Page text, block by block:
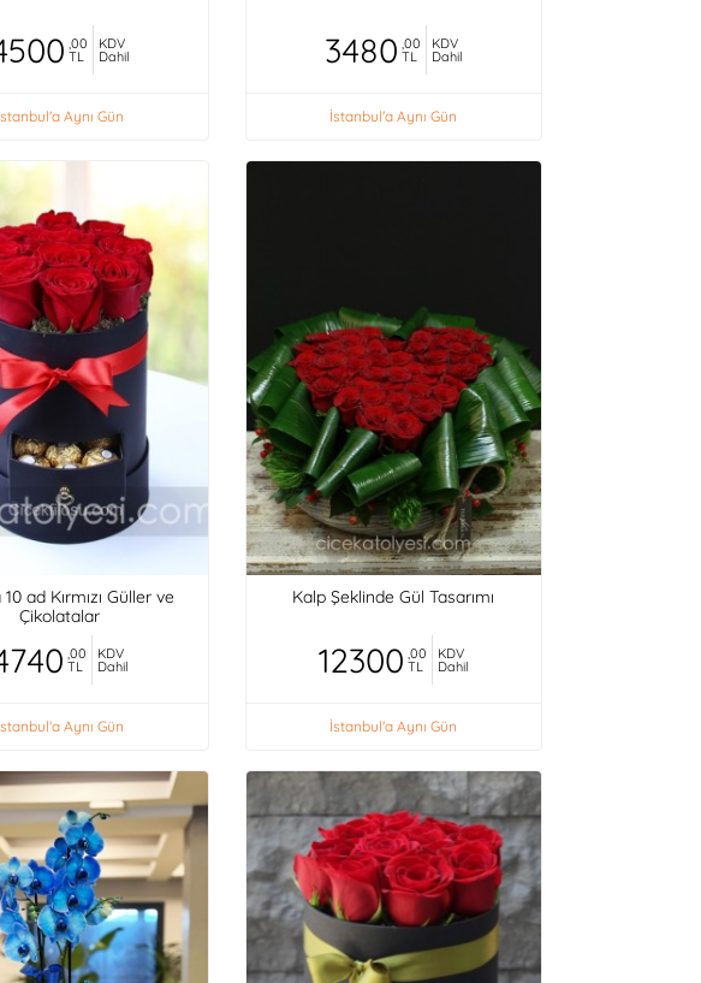
,00
TL
KDV
Dahil
Aynı Gün
3480 ,00
TL
KDV
Dahil
İstanbul'a Aynı Gün
ad Kırmızı Güller ve
Çikolatalar
,00
TL
KDV
Dahil
Aynı Gün
Kalp Şeklinde Gül Tasarımı
12300 ,00
TL
KDV
Dahil
İstanbul'a Aynı Gün